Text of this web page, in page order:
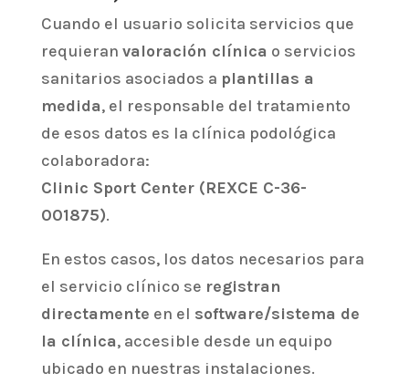
Cuando el usuario solicita servicios que
requieran valoración clínica o servicios
sanitarios asociados a plantillas a
medida, el responsable del tratamiento
de esos datos es la clínica podológica
colaboradora:
Clinic Sport Center (REXCE C-36-
001875).
En estos casos, los datos necesarios para
el servicio clínico se registran
directamente en el software/sistema de
la clínica, accesible desde un equipo
ubicado en nuestras instalaciones.